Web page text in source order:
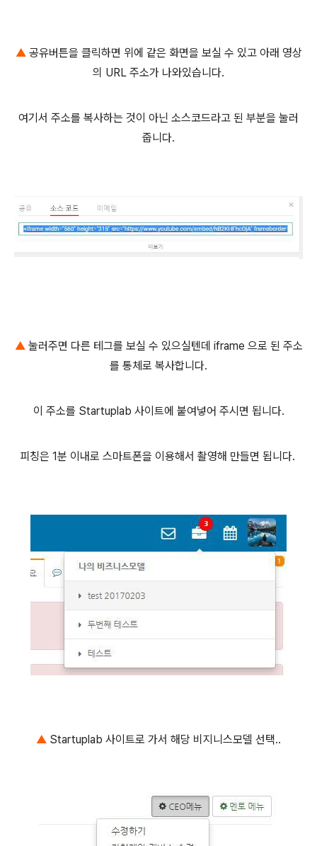
▲ 공유버튼을 클릭하면 위에 같은 화면을 보실 수 있고 아래 영상
의 URL 주소가 나와있습니다.
여기서 주소를 복사하는 것이 아닌 소스코드라고 된 부분을 눌러
줍니다.
▲ 눌러주면 다른 테그를 보실 수 있으실텐데 iframe 으로 된 주소
를 통체로 복사합니다.
이 주소를 Startuplab 사이트에 붙여넣어 주시면 됩니다.
피칭은 1분 이내로 스마트폰을 이용해서 촬영해 만들면 됩니다.
▲ Startuplab 사이트로 가서 해당 비지니스모델 선택..